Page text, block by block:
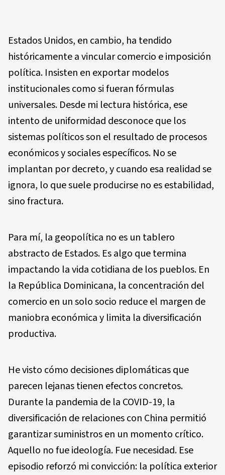
Estados Unidos, en cambio, ha tendido
históricamente a vincular comercio e imposición
política. Insisten en exportar modelos
institucionales como si fueran fórmulas
universales. Desde mi lectura histórica, ese
intento de uniformidad desconoce que los
sistemas políticos son el resultado de procesos
económicos y sociales específicos. No se
implantan por decreto, y cuando esa realidad se
ignora, lo que suele producirse no es estabilidad,
sino fractura.
Para mí, la geopolítica no es un tablero
abstracto de Estados. Es algo que termina
impactando la vida cotidiana de los pueblos. En
la República Dominicana, la concentración del
comercio en un solo socio reduce el margen de
maniobra económica y limita la diversificación
productiva.
He visto cómo decisiones diplomáticas que
parecen lejanas tienen efectos concretos.
Durante la pandemia de la COVID-19, la
diversificación de relaciones con China permitió
garantizar suministros en un momento crítico.
Aquello no fue ideología. Fue necesidad. Ese
episodio reforzó mi convicción: la política exterior